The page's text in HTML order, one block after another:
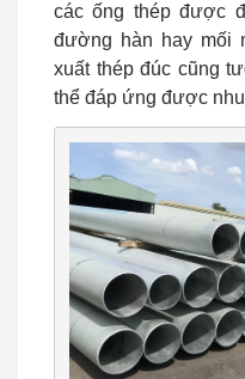
các ống thép được
đường hàn hay mối
xuất thép đúc cũng
thể đáp ứng được